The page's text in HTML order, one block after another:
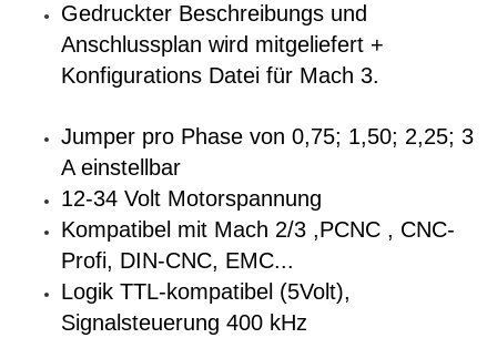
Gedruckter Beschreibungs und
Anschlussplan wird mitgeliefert +
Konfigurations Datei für Mach 3.
Jumper pro Phase von 0,75; 1,50; 2,25; 3
A einstellbar
12-34 Volt Motorspannung
Kompatibel mit Mach 2/3 ,PCNC , CNC-
Profi, DIN-CNC, EMC...
Logik TTL-kompatibel (5Volt),
Signalsteuerung 400 kHz